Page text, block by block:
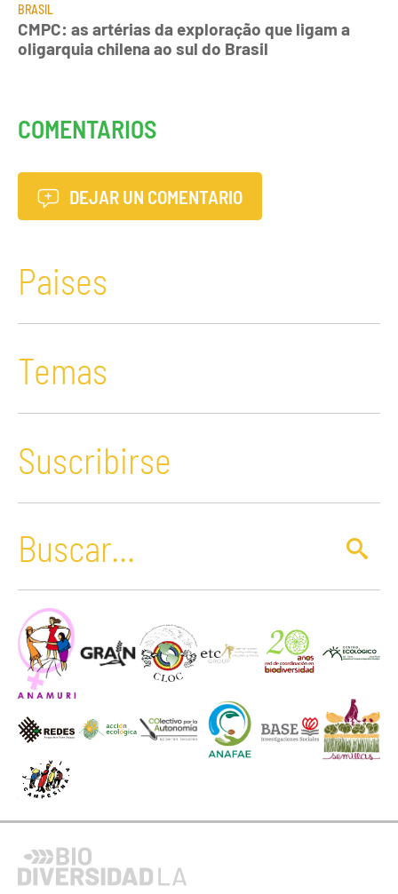
BRASIL
CMPC: as artérias da exploração que ligam a
oligarquia chilena ao sul do Brasil
COMENTARIOS
DEJAR UN COMENTARIO
Paises
Temas
Suscribirse